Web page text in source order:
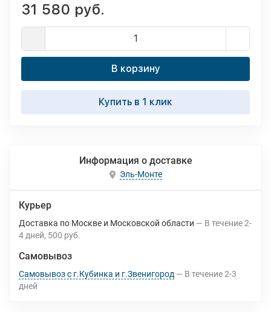
31 580 руб.
В корзину
Купить в 1 клик
Информация о доставке
Эль-Монте
Курьер
Доставка по Москве и Московской области В течение2-
4 дней 500 руб.
Самовывоз
Самовывоз с г.Кубинка и г.Звенигород В течение2-3
дней